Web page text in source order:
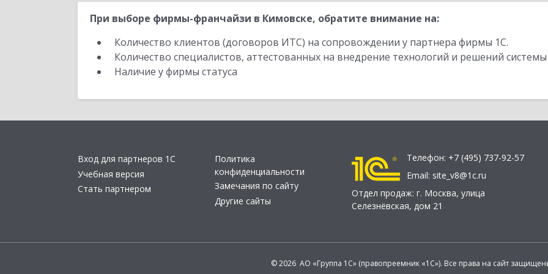
При выборе фирмы-франчайзи в Кимовске, обратите внимание на:
Количество клиентов (договоров ИТС) на сопровождении у партнера фирмы 1С.
Количество специалистов, аттестованных на внедрение технологий и решений
Наличие у фирмы статуса
Вход для партнеров 1С
Учебная версия
Стать партнером
Политика
конфиденциальности
Замечания по сайту
Другие сайты
Телефон: +7 (495) 737-92-57
Email: site_v8@1c.ru
Отдел продаж: г. Москва, улица
Селезнёвская, дом 21
© 2026 АО «Группа 1С» (правопреемник «1С»). Все права на сайт